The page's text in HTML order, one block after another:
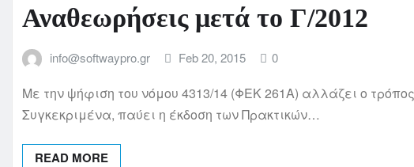
Αναθεωρήσεις μετά το Γ/2012
info@softwaypro.gr Feb 20, 2015 0
Με την ψήφιση του νόμου 4313/14 (ΦΕΚ 261Α) αλλάζει ο
Συγκεκριμένα, παύει η έκδοση των Πρακτικών…
READ MORE